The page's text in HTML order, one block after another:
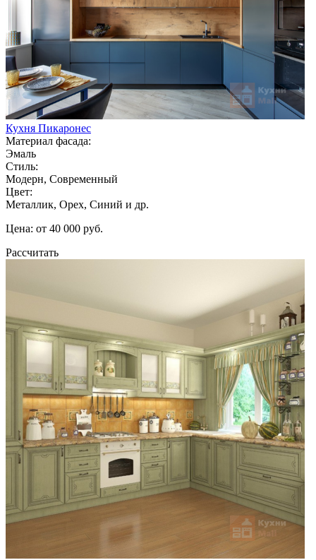
Кухня Пикаронес
Материал фасада:
Эмаль
Стиль:
Модерн, Современный
Цвет:
Металлик, Орех, Синий и др.
Цена: от 40 000 руб.
Рассчитать